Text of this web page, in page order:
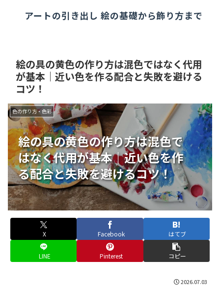
アートの引き出し 絵の基礎から飾り方まで
絵の具の黄色の作り方は混色ではなく代用
が基本｜近い色を作る配合と失敗を避ける
コツ！
絵の具の黄色の作り方は混色で
はなく代用が基本｜近い色を作
る配合と失敗を避けるコツ！
色の作り方・色彩
X Facebook はてブ
LINE Pinterest コピー
2026.07.03